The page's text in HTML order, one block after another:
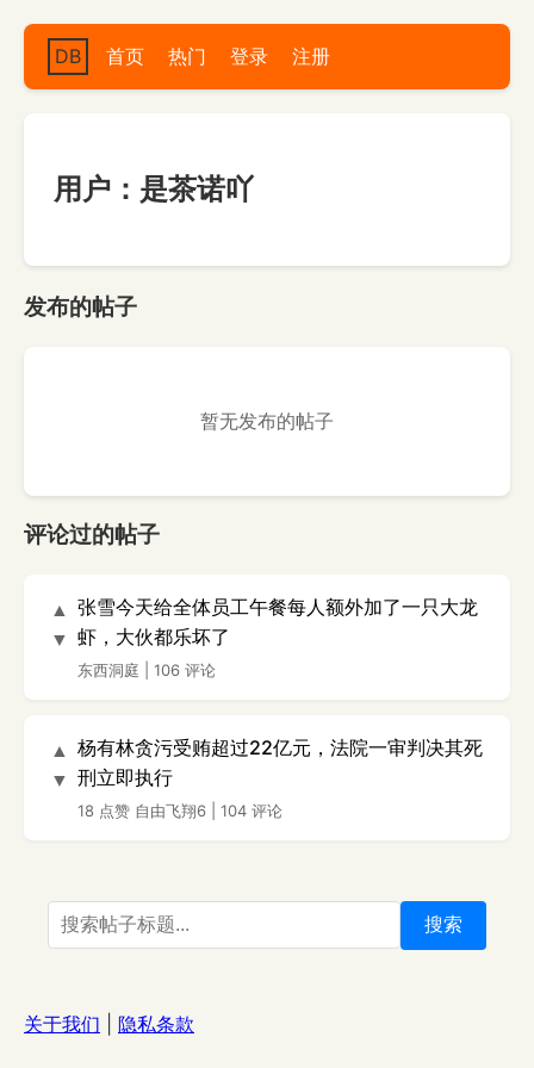
DB 首页 热门 登录 注册
用户：是茶诺吖
发布的帖子
暂无发布的帖子
评论过的帖子
▲
▼
张雪今天给全体员工午餐每人额外加了一只大龙
虾，大伙都乐坏了
东西洞庭 106 评论
▲
▼
杨有林贪污受贿超过22亿元，法院一审判决其死
刑立即执行
18 点赞 自由飞翔6 104 评论
搜索
关于我们 隐私条款